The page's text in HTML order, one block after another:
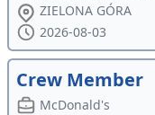
ZIELONA GÓRA
2026-08-03
Crew Member
McDonald's